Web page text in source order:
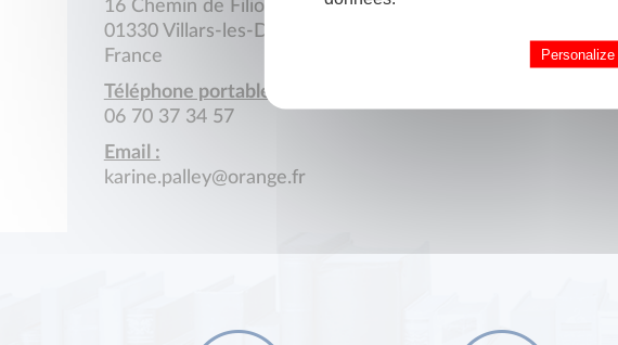
16 Chemin de Filioly
01330 Villars-les-Dombes
France
Téléphone portable :
06 70 37 34 57
Email :
karine.palley@orange.fr
Personalize